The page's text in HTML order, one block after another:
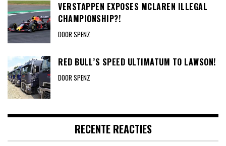
VERSTAPPEN EXPOSES MCLAREN ILLEGAL
CHAMPIONSHIP?!
DOOR SPENZ
RED BULL’S SPEED ULTIMATUM TO LAWSON!
DOOR SPENZ
RECENTE REACTIES